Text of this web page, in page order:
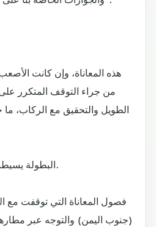
هذه المعاناة، وإن كانت
من جراء التوقف المتكرر على
الطويل والتحقيق مع
البطولة يسيطر على المدرب واللاعبَين.
فصول المعاناة التي توقفت مع
(جنوب اليمن) والتوجه عبر